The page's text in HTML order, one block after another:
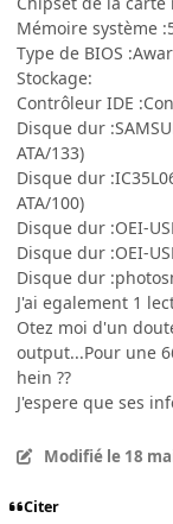
Mémoire système
Type de BIOS
Stockage:
Contrôleur IDE
Disque dur
ATA/133)
Disque dur
ATA/100)
Disque dur :OEI-
Disque dur :OEI-
Disque dur
J'ai egalement 1
Otez moi d'un
output...Pour une
hein ??
J'espere que ses
Modifié le 18
Citer